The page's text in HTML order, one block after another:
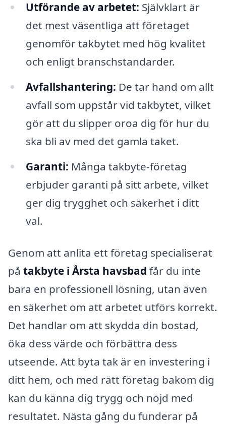
Utförande av arbetet: Självklart är
det mest väsentliga att företaget
genomför takbytet med hög kvalitet
och enligt branschstandarder.
Avfallshantering: De tar hand om allt
avfall som uppstår vid takbytet, vilket
gör att du slipper oroa dig för hur du
ska bli av med det gamla taket.
Garanti: Många takbyte-företag
erbjuder garanti på sitt arbete, vilket
ger dig trygghet och säkerhet i ditt
val.
Genom att anlita ett företag specialiserat
på takbyte i Årsta havsbad får du inte
bara en professionell lösning, utan även
en säkerhet om att arbetet utförs korrekt.
Det handlar om att skydda din bostad,
öka dess värde och förbättra dess
utseende. Att byta tak är en investering i
ditt hem, och med rätt företag bakom dig
kan du känna dig trygg och nöjd med
resultatet. Nästa gång du funderar på